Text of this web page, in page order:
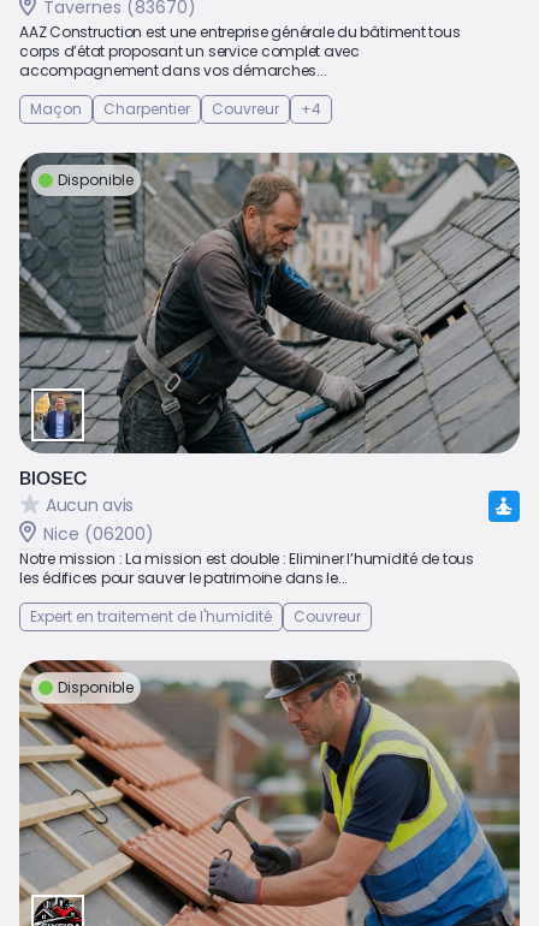
Tavernes (83670)
AAZ Construction est une entreprise générale du bâtiment tous
corps d’état proposant un service complet avec
accompagnement dans vos démarches...
Maçon
Charpentier Couvreur +4
Disponible
BIOSEC
Aucun avis
Nice (06200)
Notre mission : La mission est double : Eliminer l’humidité de tous
les édifices pour sauver le patrimoine dans le...
Expert en traitement de l'humidité
Couvreur
Disponible